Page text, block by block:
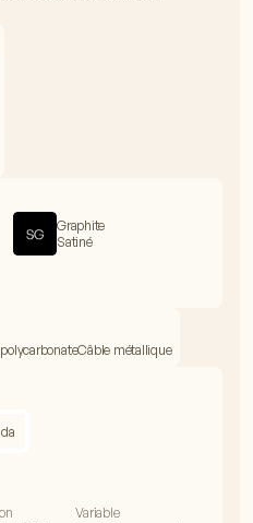
Graphite
Satiné
Câble métallique
Variable